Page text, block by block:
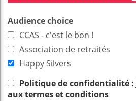
Audience choice
CCAS - c'est le bon !
Association de retraités
Happy Silvers
Politique de confidentialité
aux termes et conditions